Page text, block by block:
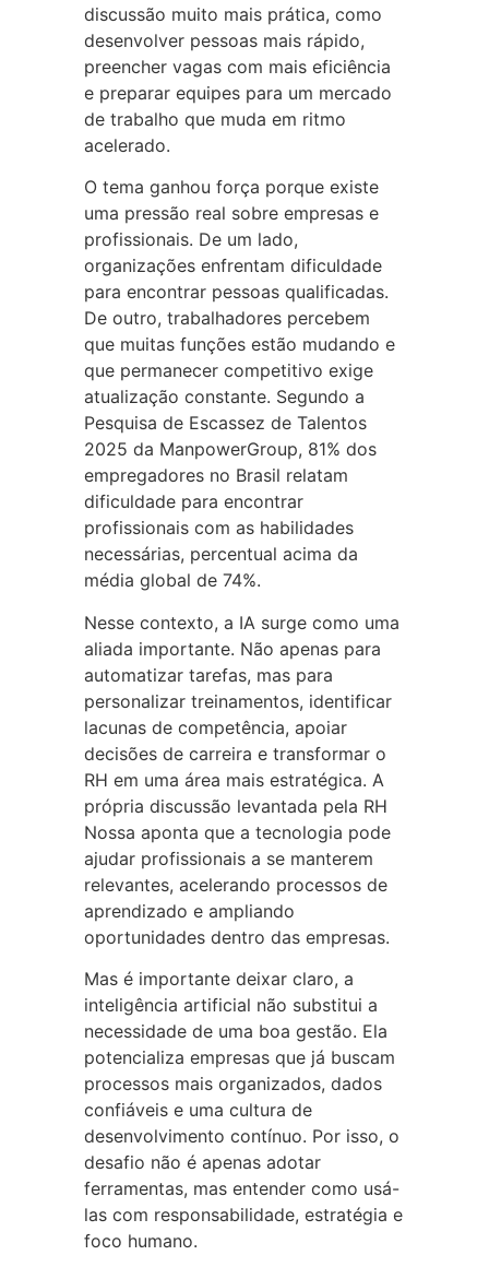
discussão muito mais prática, como
desenvolver pessoas mais rápido,
preencher vagas com mais eficiência
e preparar equipes para um mercado
de trabalho que muda em ritmo
acelerado.
O tema ganhou força porque existe
uma pressão real sobre empresas e
profissionais. De um lado,
organizações enfrentam dificuldade
para encontrar pessoas qualificadas.
De outro, trabalhadores percebem
que muitas funções estão mudando e
que permanecer competitivo exige
atualização constante. Segundo a
Pesquisa de Escassez de Talentos
2025 da ManpowerGroup, 81% dos
empregadores no Brasil relatam
dificuldade para encontrar
profissionais com as habilidades
necessárias, percentual acima da
média global de 74%.
Nesse contexto, a IA surge como uma
aliada importante. Não apenas para
automatizar tarefas, mas para
personalizar treinamentos, identificar
lacunas de competência, apoiar
decisões de carreira e transformar o
RH em uma área mais estratégica. A
própria discussão levantada pela RH
Nossa aponta que a tecnologia pode
ajudar profissionais a se manterem
relevantes, acelerando processos de
aprendizado e ampliando
oportunidades dentro das empresas.
Mas é importante deixar claro, a
inteligência artificial não substitui a
necessidade de uma boa gestão. Ela
potencializa empresas que já buscam
processos mais organizados, dados
confiáveis e uma cultura de
desenvolvimento contínuo. Por isso, o
desafio não é apenas adotar
ferramentas, mas entender como usá-
las com responsabilidade, estratégia e
foco humano.